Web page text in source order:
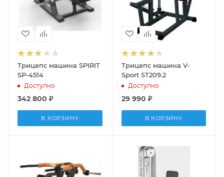
Трицепс машина SPIRIT
SP-4514
Доступно
342 800 ₽
В КОРЗИНУ
Трицепс машина V-
Sport ST209.2
Доступно
29 990 ₽
В КОРЗИНУ